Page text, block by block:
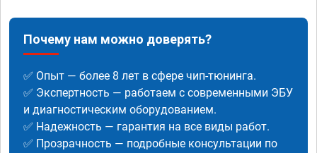
Почему нам можно доверять?
✅ Опыт — более 8 лет в сфере чип-тюнинга.
✅ Экспертность — работаем с современными ЭБУ
и диагностическим оборудованием.
✅ Надежность — гарантия на все виды работ.
✅ Прозрачность — подробные консультации по